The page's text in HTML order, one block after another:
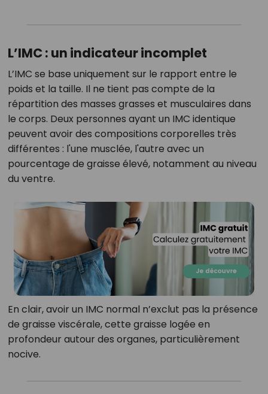
L’IMC : un indicateur incomplet
L’IMC se base uniquement sur le rapport entre le
poids et la taille. Il ne tient pas compte de la
répartition des masses grasses et musculaires dans
le corps. Deux personnes ayant un IMC identique
peuvent avoir des compositions corporelles très
différentes : l'une musclée, l'autre avec un
pourcentage de graisse élevé, notamment au niveau
du ventre.
En clair, avoir un IMC normal n’exclut pas la présence
de graisse viscérale, cette graisse logée en
profondeur autour des organes, particulièrement
nocive.